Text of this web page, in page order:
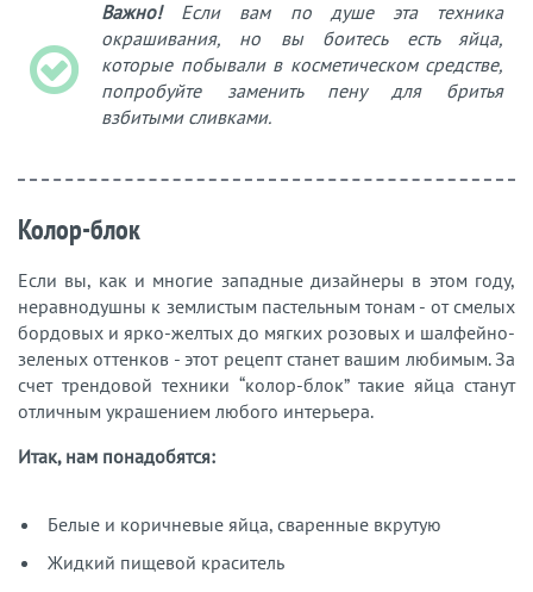
Важно!Если вам по душе эта техника
окрашивания, но вы боитесь есть яйца,
которые побывали в косметическом средстве,
попробуйте заменить пену для бритья
взбитыми сливками.
Колор-блок
Если вы, как и многие западные дизайнеры в этом году,
неравнодушны к землистым пастельным тонам - от смелых
бордовых и ярко-желтых до мягких розовых и шалфейно-
зеленых оттенков - этот рецепт станет вашим любимым. За
счет трендовой техники “колор-блок” такие яйца станут
отличным украшением любого интерьера.
Итак, нам понадобятся:
Белые и коричневые яйца, сваренные вкрутую
Жидкий пищевой краситель